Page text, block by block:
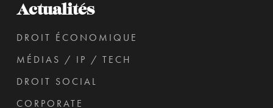
Actualités
DROIT ÉCONOMIQUE
MÉDIAS / IP / TECH
DROIT SOCIAL
CORPORATE